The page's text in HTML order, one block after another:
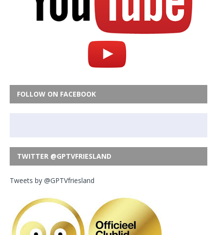
FOLLOW ON FACEBOOK
TWITTER @GPTVFRIESLAND
Tweets by @GPTVfriesland